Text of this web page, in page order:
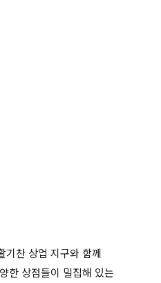
기찬 상업 지구와 함께
한 상점들이 밀집해 있는